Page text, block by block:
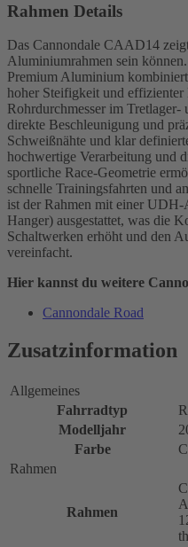
Rahmen Details
Das Cannondale CAAD14
Aluminiumrahmen sein
Premium Aluminium
hoher Steifigkeit und
Rohrdurchmesser im Tretlager-
direkte Beschleunigung und
Schweißnähte und klar
hochwertige Verarbeitung und
sportliche Race-Geometrie
schnelle Trainingsfahrten und
ist der Rahmen mit einer
Hanger) ausgestattet, was die
Schaltwerken erhöht und den
vereinfacht.
Hier kannst du weitere
Cannondale Road
Zusatzinformation
Allgemeines
Fahrradtyp
Modelljahr
Farbe
Rahmen
Rahmen